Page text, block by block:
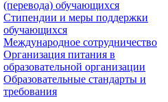
(перевода) обучающихся
Стипендии и меры поддержки
обучающихся
Международное сотрудничество
Организация питания в
образовательной организации
Образовательные стандарты и
требования